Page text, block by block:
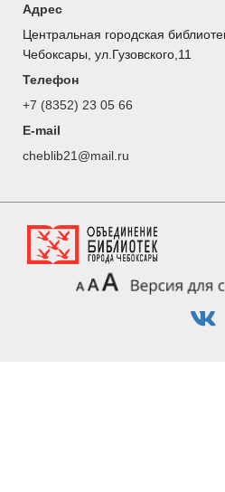
Адрес
Центральная городская
Чебоксары, ул.Гузовского,11
Телефон
+7 (8352) 23 05 66
E-mail
cheblib21@mail.ru